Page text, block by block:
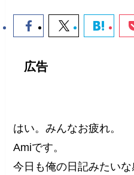
広告
はい。みんなお疲れ。
Amiです。
今日も俺の日記みたいな